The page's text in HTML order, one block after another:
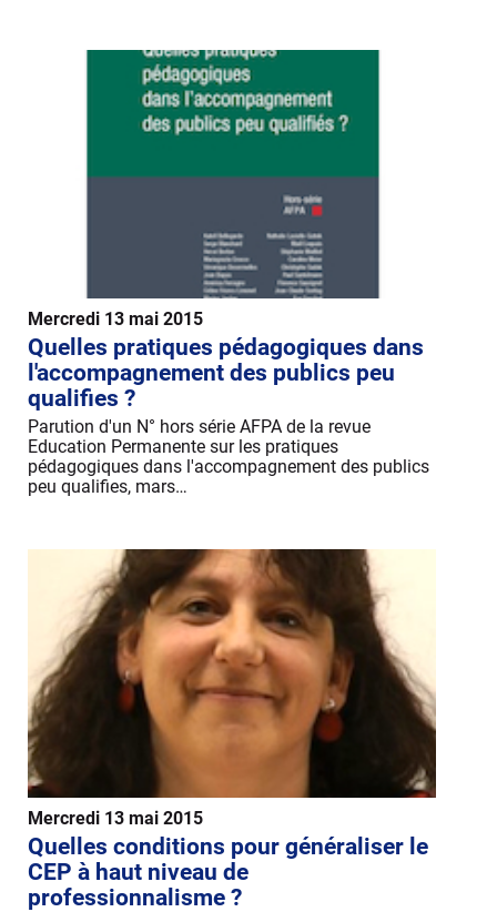
Mercredi 13 mai 2015
Quelles pratiques pédagogiques dans
l'accompagnement des publics peu
qualifies ?
Parution d'un N° hors série AFPA de la revue
Education Permanente sur les pratiques
pédagogiques dans l'accompagnement des publics
peu qualifies, mars…
Mercredi 13 mai 2015
Quelles conditions pour généraliser le
CEP à haut niveau de
professionnalisme ?